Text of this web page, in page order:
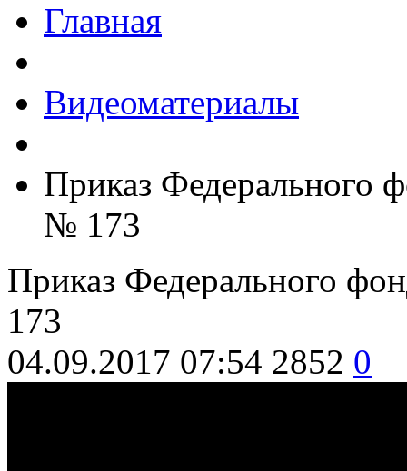
Главная
Видеоматериалы
Приказ Федерального
№ 173
Приказ Федерального
173
04.09.2017 07:54 2852 0